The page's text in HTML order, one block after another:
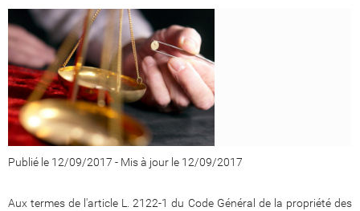
Publié le 12/09/2017 - Mis à jour le 12/09/2017
Aux termes de l'article L. 2122-1 du Code Général de la propriété des